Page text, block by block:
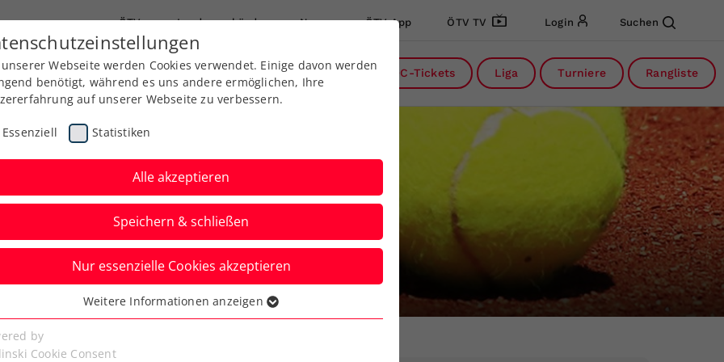
ÖTV Landesverbände News ÖTV App ÖTV TV Login Suchen
Ausbildung Services Über uns Kreise DC-Tickets Liga Turniere Rangliste
Aktuelle News
Webseite werden Cookies verwendet. Einige davon werden
benötigt, während es uns andere ermöglichen, Ihre
auf unserer Webseite zu verbessern.
Essenziell Statistiken
Alle akzeptieren
Speichern & schließen
Nur essenzielle Cookies akzeptieren
Cookies werden für grundlegende Funktionen der
benötigt. Dadurch ist gewährleistet, dass die Webseite
Weitere Informationen anzeigen
by
Cookie Consent